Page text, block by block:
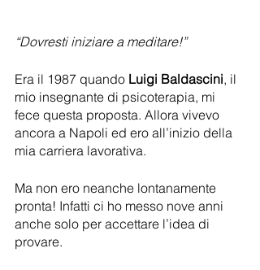
“Dovresti iniziare a meditare!”
Era il 1987 quando Luigi Baldascini, il
mio insegnante di psicoterapia, mi
fece questa proposta. Allora vivevo
ancora a Napoli ed ero all’inizio della
mia carriera lavorativa.
Ma non ero neanche lontanamente
pronta! Infatti ci ho messo nove anni
anche solo per accettare l’idea di
provare.